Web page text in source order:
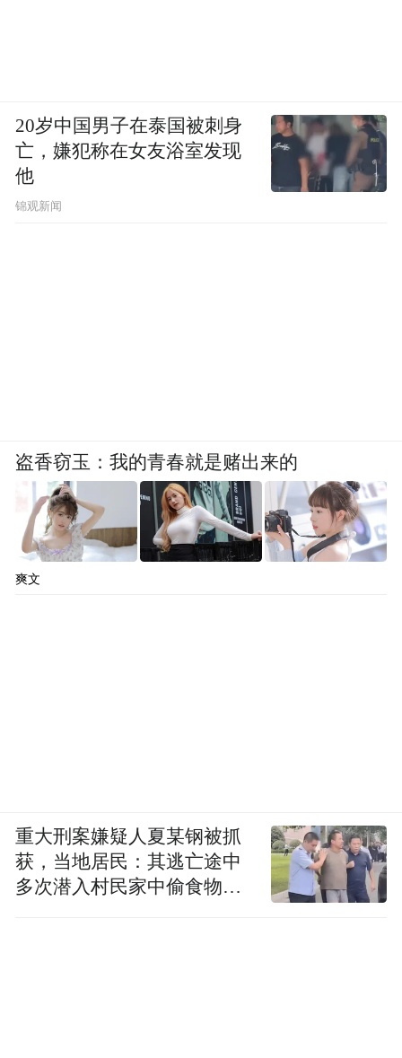
20岁中国男子在泰国被刺身
亡，嫌犯称在女友浴室发现
他
锦观新闻
盗香窃玉：我的青春就是赌出来的
爽文
重大刑案嫌疑人夏某钢被抓
获，当地居民：其逃亡途中
多次潜入村民家中偷食物被